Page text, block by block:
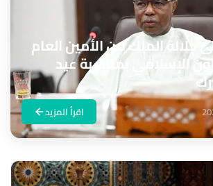
جلالة الملك من الأمين العام
الإسلامي بمناسبة عيد
اقرأ المزيد